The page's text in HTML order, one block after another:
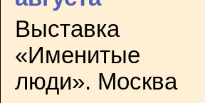
Выставка
«Именитые
люди». Москва